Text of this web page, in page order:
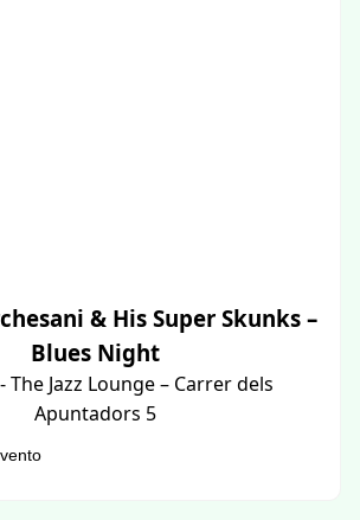
& His Super Skunks –
Blues Night
The Jazz Lounge – Carrer dels
Apuntadors 5